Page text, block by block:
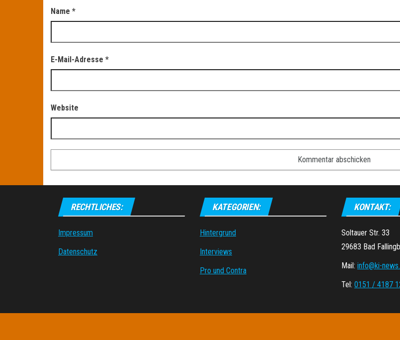
Name *
E-Mail-Adresse *
Website
RECHTLICHES:
Impressum
Datenschutz
KATEGORIEN:
Hintergrund
Interviews
Pro und Contra
KONTAKT:
Soltauer Str. 33
29683 Bad
Mail: info@ki-
Tel: 0151 / 4187